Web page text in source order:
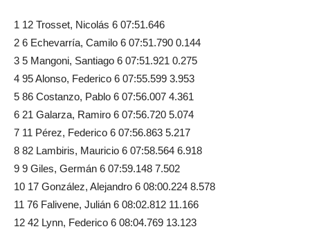
1 12 Trosset, Nicolás 6 07:51.646
2 6 Echevarría, Camilo 6 07:51.790 0.144
3 5 Mangoni, Santiago 6 07:51.921 0.275
4 95 Alonso, Federico 6 07:55.599 3.953
5 86 Costanzo, Pablo 6 07:56.007 4.361
6 21 Galarza, Ramiro 6 07:56.720 5.074
7 11 Pérez, Federico 6 07:56.863 5.217
8 82 Lambiris, Mauricio 6 07:58.564 6.918
9 9 Giles, Germán 6 07:59.148 7.502
10 17 González, Alejandro 6 08:00.224 8.578
11 76 Falivene, Julián 6 08:02.812 11.166
12 42 Lynn, Federico 6 08:04.769 13.123